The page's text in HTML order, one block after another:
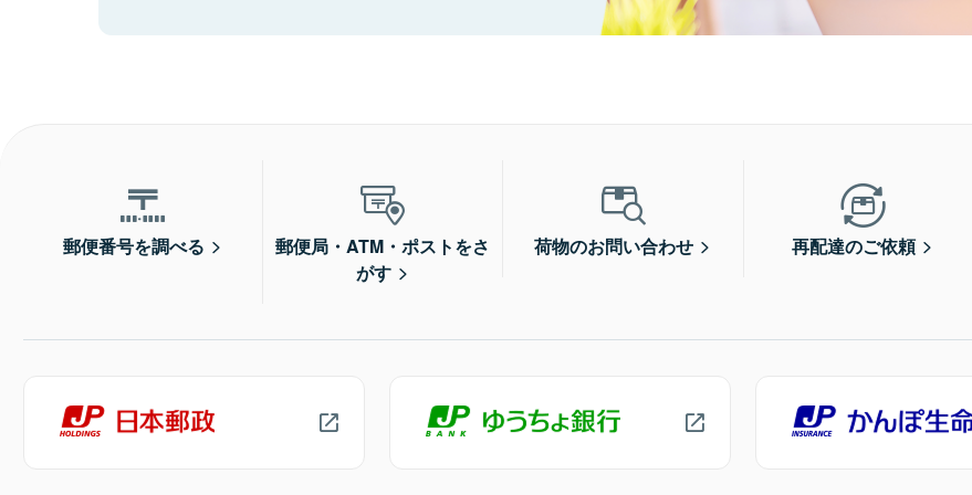
郵便番号を調べる
郵便局・ATM・ポストをさ
がす
荷物のお問い合わせ 再配達のご依頼